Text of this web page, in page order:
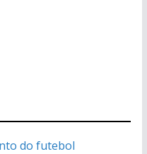
do futebol